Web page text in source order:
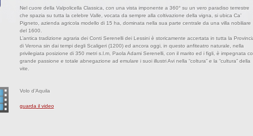
Nel cuore della Valpolicella Classica, con una vista imponente a 360° su un vero paradiso terrestre
che spazia su tutta la celebre Valle, vocata da sempre alla coltivazione della vigna, si ubica Ca’
Pigneto, azienda agricola modello di 15 ha, dominata nella sua parte centrale da una villa nobiliare
del 1600.
L’antica tradizione agraria dei Conti Serenelli dei Lessini è storicamente accertata in tutta la
di Verona sin dai tempi degli Scaligeri (1200) ed ancora oggi, in questo anfiteatro naturale, nella
privilegiata posizione di 350 metri s.l.m, Paola Adami Serenelli, con il marito ed i figli, è impegnata
grande passione e totale abnegazione ad emulare i suoi illustri Avi nella “coltura” e la “cultura” della
vite.
Volo d’Aquila
guarda il video